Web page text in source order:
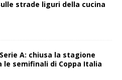
strade liguri della cucina
A: chiusa la stagione
le semifinali di Coppa Italia